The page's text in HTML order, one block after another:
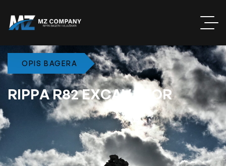
OPIS BAGERA
RIPPAR82EXCAVA OR